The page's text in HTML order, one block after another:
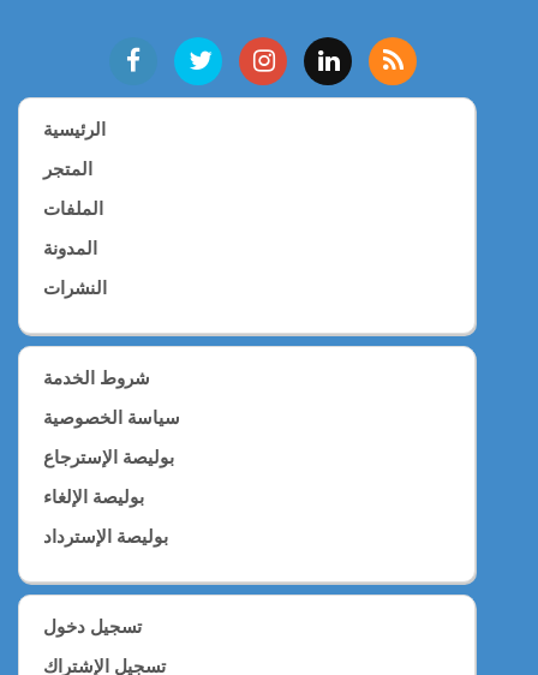
الرئيسية
المتجر
الملفات
المدونة
النشرات
شروط الخدمة
سياسة الخصوصية
بوليصة الإسترجاع
بوليصة الإلغاء
بوليصة الإسترداد
تسجيل دخول
تسجيل الإشتراك